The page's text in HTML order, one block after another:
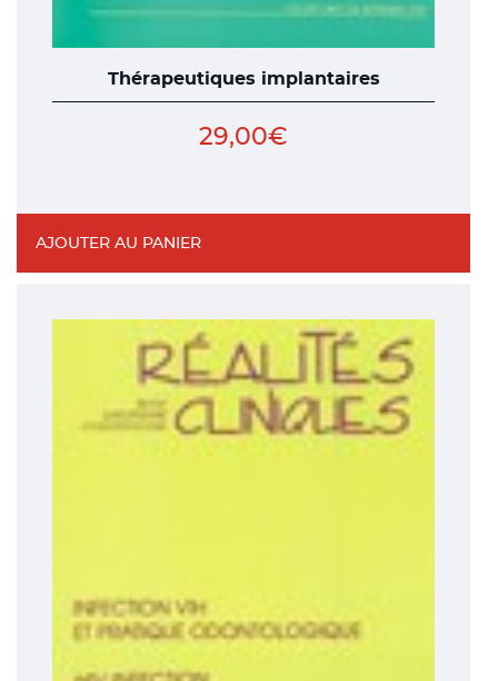
Thérapeutiques implantaires
29,00€
AJOUTER AU PANIER